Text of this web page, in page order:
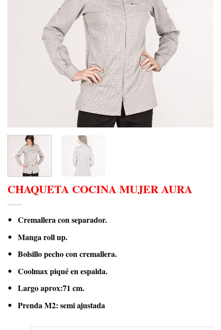
CHAQUETA COCINA MUJER AURA
Cremallera con separador.
Manga roll up.
Bolsillo pecho con cremallera.
Coolmax piqué en espalda.
Largo aprox:71 cm.
Prenda M2: semi ajustada